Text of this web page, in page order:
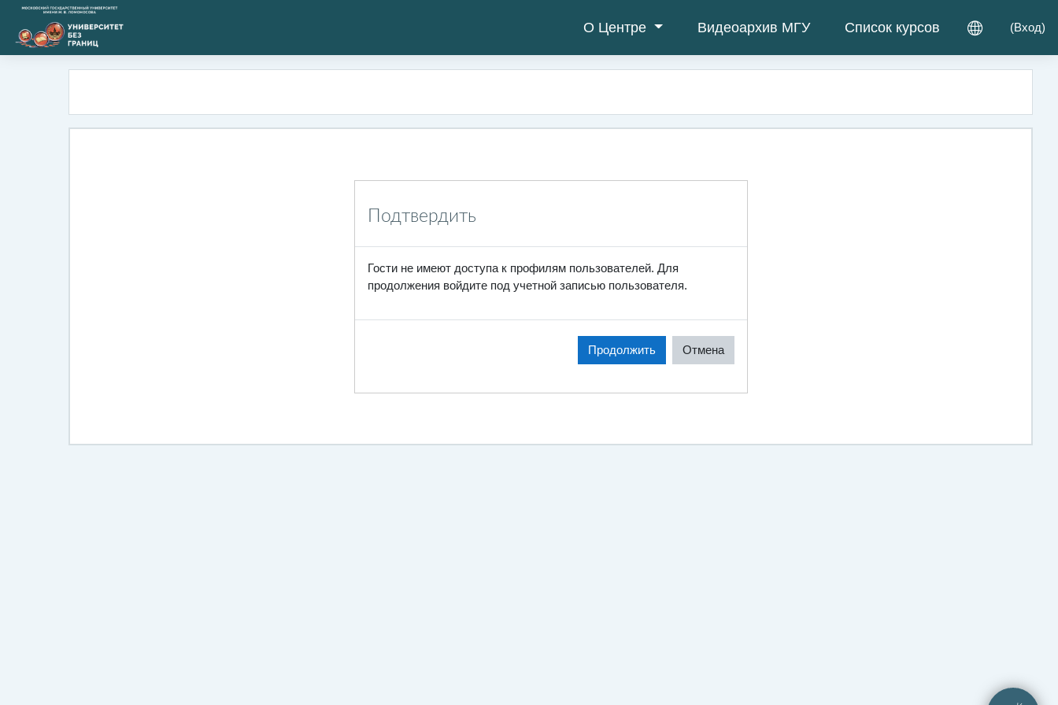
О Центре Видеоархив МГУ Список курсов (Вход)
Перейти к основному содержанию
Подтвердить
Гости не имеют доступа к профилям пользователей. Для
продолжения войдите под учетной записью пользователя.
Продолжить Отмена